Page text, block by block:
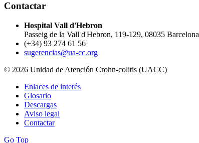
Contactar
Hospital Vall d'Hebron
Passeig de la Vall d'Hebron, 119-129, 08035 Barcelona
(+34) 93 274 61 56
sugerencias@ua-cc.org
© 2026 Unidad de Atención Crohn-colitis (UACC)
Enlaces de interés
Glosario
Descargas
Aviso legal
Contactar
Go Top